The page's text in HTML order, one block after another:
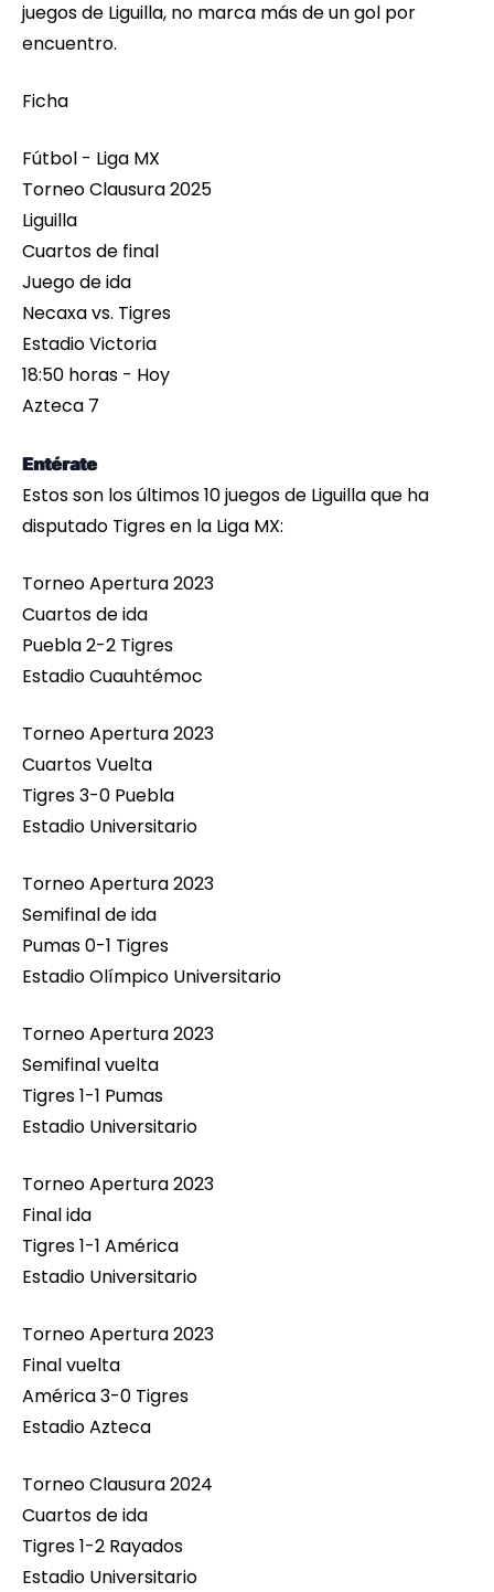
juegos de Liguilla, no marca más de un gol por
encuentro.
Ficha
Fútbol - Liga MX
Torneo Clausura 2025
Liguilla
Cuartos de final
Juego de ida
Necaxa vs. Tigres
Estadio Victoria
18:50 horas - Hoy
Azteca 7
Entérate
Estos son los últimos 10 juegos de Liguilla que ha
disputado Tigres en la Liga MX:
Torneo Apertura 2023
Cuartos de ida
Puebla 2-2 Tigres
Estadio Cuauhtémoc
Torneo Apertura 2023
Cuartos Vuelta
Tigres 3-0 Puebla
Estadio Universitario
Torneo Apertura 2023
Semifinal de ida
Pumas 0-1 Tigres
Estadio Olímpico Universitario
Torneo Apertura 2023
Semifinal vuelta
Tigres 1-1 Pumas
Estadio Universitario
Torneo Apertura 2023
Final ida
Tigres 1-1 América
Estadio Universitario
Torneo Apertura 2023
Final vuelta
América 3-0 Tigres
Estadio Azteca
Torneo Clausura 2024
Cuartos de ida
Tigres 1-2 Rayados
Estadio Universitario